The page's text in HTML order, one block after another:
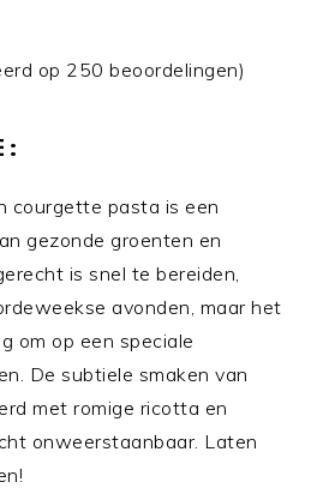
op 250 beoordelingen)
courgette pasta is een
gezonde groenten en
is snel te bereiden,
avonden, maar het
om op een speciale
De subtiele smaken van
met romige ricotta en
onweerstaanbaar. Laten